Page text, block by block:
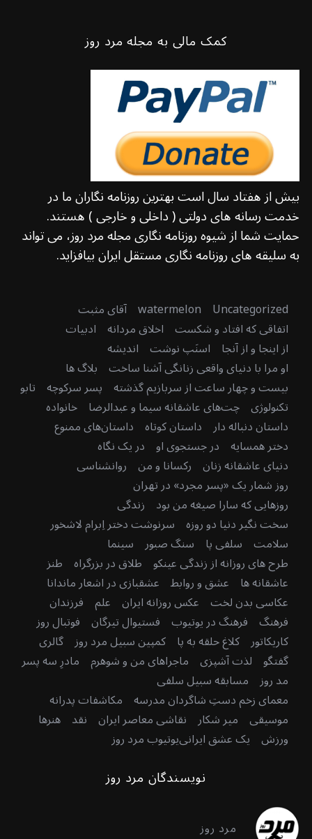
کمک مالی به مجله مرد روز
بیش از هفتاد سال است بهترین روزنامه نگاران ما در
خدمت رسانه های دولتی ( داخلی و خارجی ) هستند.
حمایت شما از شیوه روزنامه نگاری مجله مرد روز، می تواند
به سلیقه های روزنامه نگاری مستقل ایران بیافزاید.
Uncategorized
watermelon آقای مثبت
اتفاقی که افتاد و شکست اخلاق مردانه ادبیات
از اینجا و از آنجا اسنَپ نوشت اندیشه
او مرا با دنیای واقعی زنانگی آشنا ساخت بلاگ ها
بیست و چهار ساعت از سربازیم گذشته پسر سرکوچه تابو
تکنولوژی چت‌های عاشقانه سیما و عبدالرضا خانواده
داستان دنباله دار داستان کوتاه داستان‌های ممنوع
دختر همسایه در جستجوی او در یک نگاه
دنیای عاشقانه زنان رکسانا و من روانشناسی
روز شمار یک «پسر مجرد» در تهران
روزهایی که سارا صیغه من بود زندگی
سخت نگیر دنیا دو روزه سرنوشت دختر اِبرام لاشخور
سلامت سلفی پا سنگ صبور سینما
طرح های روزانه از زندگی عینکو طلاق در بزرگراه طنز
عاشقانه ها عشق و روابط عشقبازی در اشعار ماندانا
عکاسی بدن لخت عکس روزانه ایران علم فرزندان
فرهنگ فرهنگ در یوتیوب فستیوال تیرگان فوتبال روز
کاریکاتور کلاغ حلقه به پا کمپین سبیل مرد روز گالری
گفتگو لذت آشپزی ماجراهای من و شوهرم مادرِ سه پسر
مد روز مسابقه سبیل سلفی
معمای زخم دستِ شاگردان مدرسه مکاشفات پدرانه
موسیقی میر شکار نقاشی معاصر ایران نقد هنرها
ورزش یک عشق ایرانییوتیوب مرد روز
نویسندگان مرد روز
مرد روز